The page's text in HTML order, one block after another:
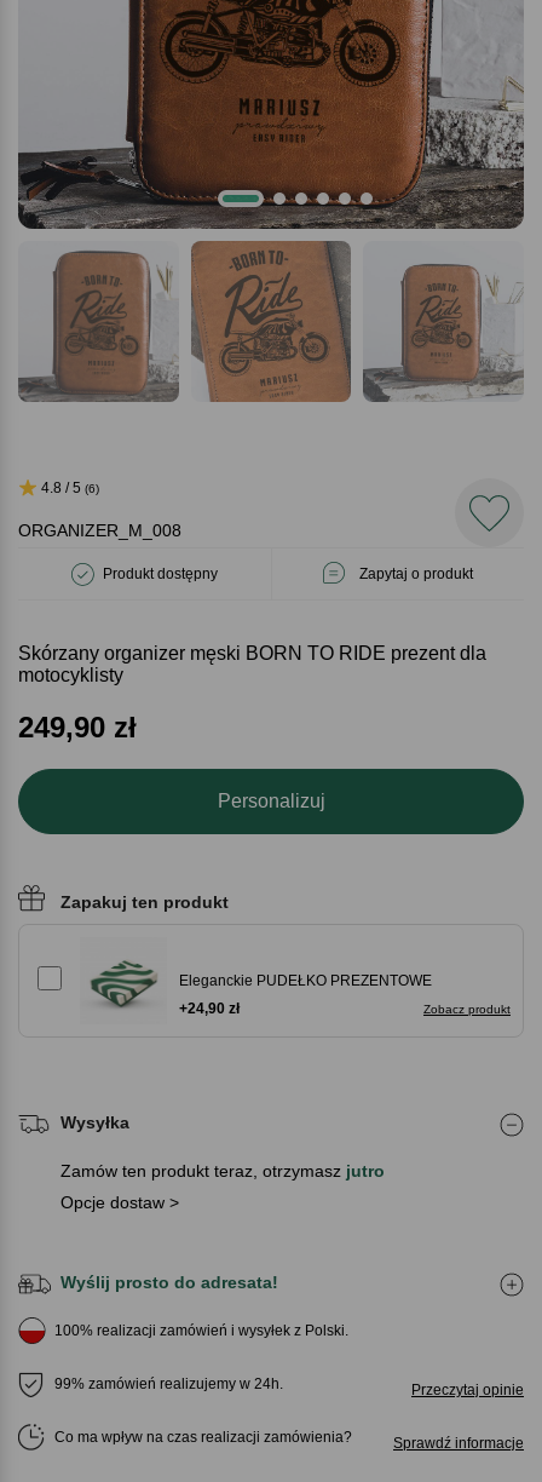
ORGANIZER_M_008
Produkt dostępny Zapytaj o produkt
4.8 / 5 (6)
Skórzany organizer męski BORN TO RIDE prezent dla
motocyklisty
249,90 zł
Personalizuj
Zapakuj ten produkt
Eleganckie PUDEŁKO PREZENTOWE
Zobacz produkt
+24,90 zł
Wysyłka
Zamów ten produkt teraz, otrzymasz jutro
Opcje dostaw >
Wyślij prosto do adresata!
100% realizacji zamówień i wysyłek z Polski.
99% zamówień realizujemy w 24h. Przeczytaj opinie
Co ma wpływ na czas realizacji zamówienia Sprawdź informacje